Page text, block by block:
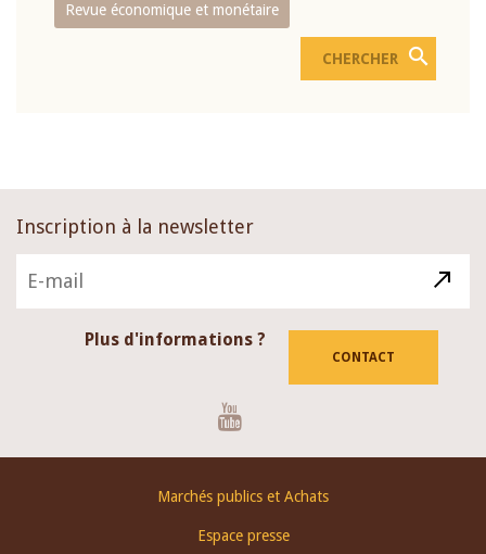
Revue économique et monétaire
Inscription à la newsletter
Plus d'informations ?
CONTACT
Marchés publics et Achats
Espace presse